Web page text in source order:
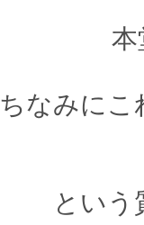
本
ちなみにこ
という